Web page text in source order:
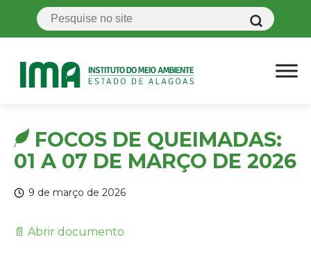
FOCOS DE QUEIMADAS:
01 A 07 DE MARÇO DE 2026
9 de março de 2026
📄 Abrir documento